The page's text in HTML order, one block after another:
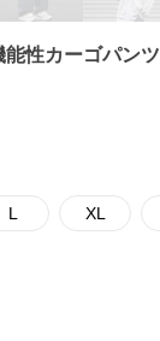
性カーゴパンツ
L XL